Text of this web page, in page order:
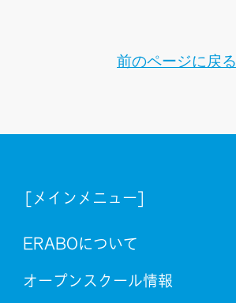
前のページに戻る
[メインメニュー]
ERABOについて
オープンスクール情報